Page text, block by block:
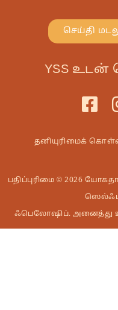
செய்தி
YSS
பதிப்புரிமை © 2026
ஃபெலோஷிப். அனைத்து
தனியுரிமைக்